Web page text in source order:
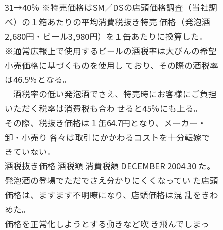
31→40％ ※特売価格はSM／DSの店頭価格調査（当社調
べ）の１箱あたりの平均消費税抜き特売 価格（発泡酒
2,680円・ビール3,980円）を１缶あたりに換算した。
※通常広報上で使用するビールの酒税率は大びんの希望
小売価格に基づくものを使用し ており、その際の酒税率
は46.5％となる。
酒税率の低い発泡酒でさえ、特売時にお客様にご負担
いただく税率は消費税も合わ せると45％にも上る。
その際、税抜き価格は１缶64.7円となり、メーカー・
卸・小売り 各々は取引にかかわるコストを十分転嫁で
きていない。
酒税抜き価格 酒税額 消費税額 DECEMBER 2004 30 た。
発泡酒の登場でただでさえ分かりにくくなってい た店頭
価格は、ますます不明瞭になり、店頭価格は混 乱をきわ
めた。
価格を正常化しようとする動きなど吹 き飛んでしまっ